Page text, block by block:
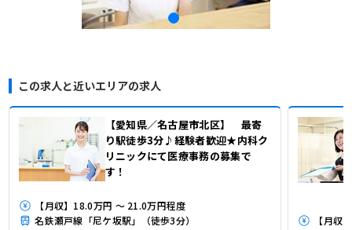
この求人と近いエリアの求人
【愛知県／名古屋市北区】 最寄
り駅徒歩3分♪経験者歓迎★内科ク
リニックにて医療事務の募集で
す！
【月収】18.0万円 ～ 21.0万円程度
名鉄瀬戸線「尼ケ坂駅」（徒歩3分）
【月収